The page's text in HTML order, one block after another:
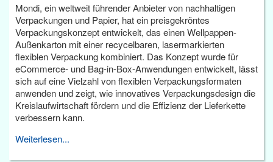
Mondi, ein weltweit führender Anbieter von nachhaltigen
Verpackungen und Papier, hat ein preisgekröntes
Verpackungskonzept entwickelt, das einen Wellpappen-
Außenkarton mit einer recycelbaren, lasermarkierten
flexiblen Verpackung kombiniert. Das Konzept wurde für
eCommerce- und Bag-in-Box-Anwendungen entwickelt, lässt
sich auf eine Vielzahl von flexiblen Verpackungsformaten
anwenden und zeigt, wie innovatives Verpackungsdesign die
Kreislaufwirtschaft fördern und die Effizienz der Lieferkette
verbessern kann.
Weiterlesen...